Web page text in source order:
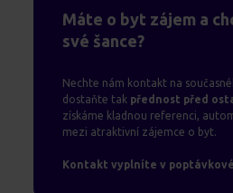
Máte o byt zájem a
své šance?
Nechte nám kontakt na
dostaňte tak přednost před
získáme kladnou referenci,
mezi atraktivní zájemce o byt.
Kontakt vyplníte v